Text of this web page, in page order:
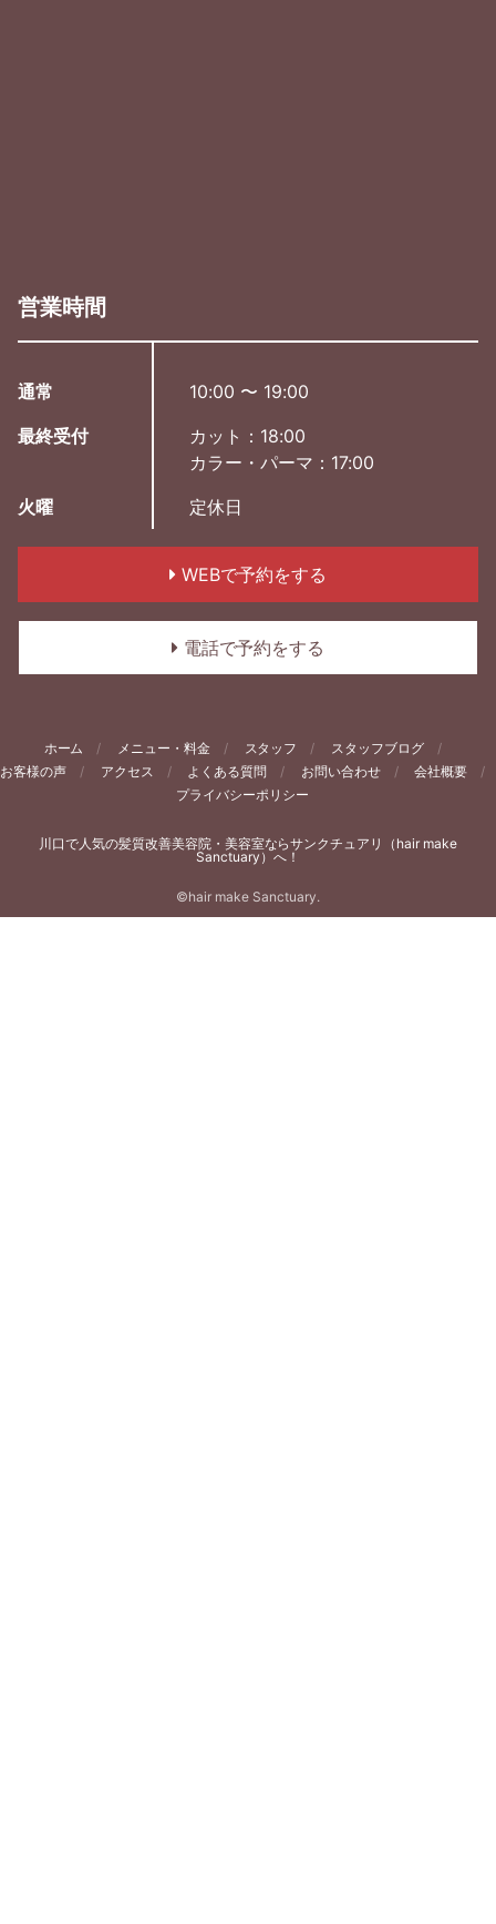
営業時間
通常
10:00 〜 19:00
最終受付
カット：18:00
カラー・パーマ：17:00
火曜
定休日
WEBで予約をする
電話で予約をする
ホーム メニュー・料金 スタッフ
スタッフブログ
お客様の声
アクセス よくある質問 お問い合わせ
会社概要
プライバシーポリシー
川口で人気の髪質改善美容院・美容室ならサンクチュアリ（hair make
Sanctuary）へ！
©hair make Sanctuary.